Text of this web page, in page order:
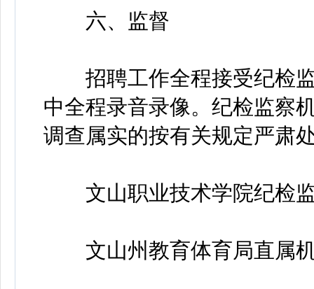
六、监督
招聘工作全程接受纪检监
中全程录音录像。纪检监察
调查属实的按有关规定严肃
文山职业技术学院纪检
文山州教育体育局直属